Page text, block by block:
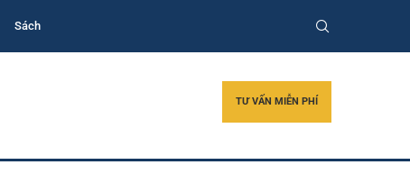
Sách
TƯ VẤN MIỄN PHÍ